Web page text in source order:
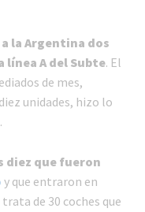
la Argentina dos
línea A del Subte. El
de mes,
unidades, hizo lo
diez que fueron
y que entraron en
trata de 30 coches que